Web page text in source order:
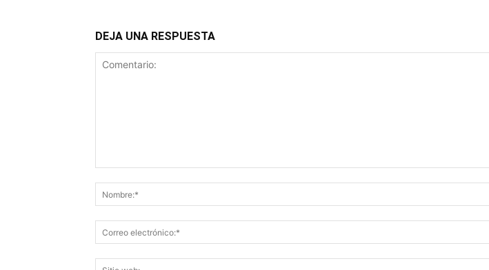
DEJA UNA RESPUESTA